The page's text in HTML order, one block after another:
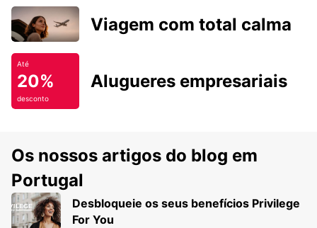
Viagem com total calma
Até
20%
desconto
Alugueres empresariais
Os nossos artigos do blog em
Portugal
Desbloqueie os seus benefícios Privilege
For You